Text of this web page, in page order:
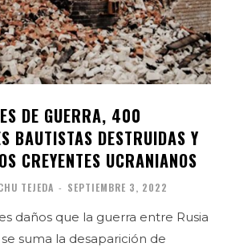
DE GUERRA, 400
BAUTISTAS DESTRUIDAS Y
CREYENTES UCRANIANOS
TEJEDA - SEPTIEMBRE 3, 2022
daños que la guerra entre Rusia
suma la desaparición de